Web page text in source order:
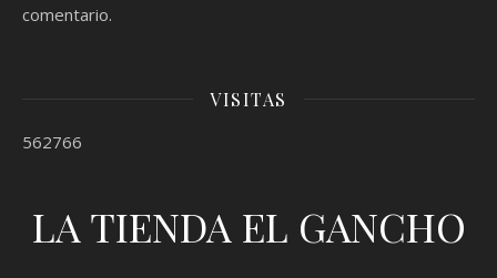
comentario.
VISITAS
562766
LA TIENDA EL GANCHO